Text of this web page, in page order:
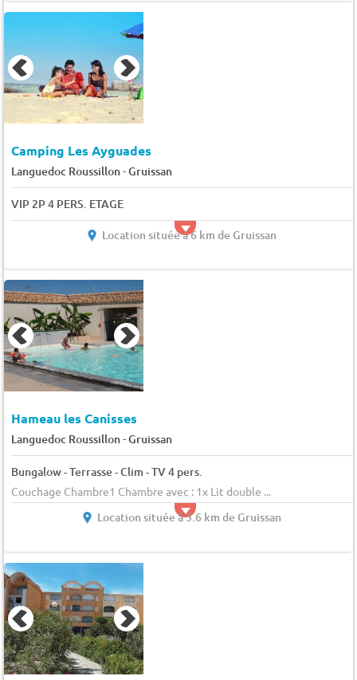
Camping Les Ayguades
Languedoc Roussillon-Gruissan
VIP 2P 4 PERS. ETAGE
Location située à 6 km de Gruissan
Hameau les Canisses
Languedoc Roussillon-Gruissan
Bungalow - Terrasse - Clim - TV 4 pers.
Couchage Chambre1 Chambre avec : 1x Lit double ...
Location située à 5.6 km de Gruissan